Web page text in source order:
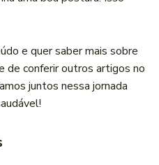
e quer saber mais sobre
de conferir outros artigos no
juntos nessa jornada